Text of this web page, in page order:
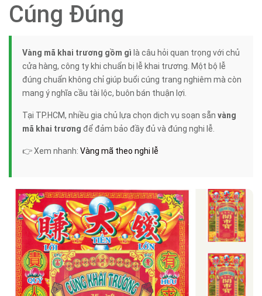
Cúng Đúng
Vàng mã khai trương gồm gì là câu hỏi quan trọng với chủ
cửa hàng, công ty khi chuẩn bị lễ khai trương. Một bộ lễ
đúng chuẩn không chỉ giúp buổi cúng trang nghiêm mà còn
mang ý nghĩa cầu tài lộc, buôn bán thuận lợi.
Tại TP.HCM, nhiều gia chủ lựa chọn dịch vụ soạn sẵn vàng
mã khai trương để đảm bảo đầy đủ và đúng nghi lễ.
👉 Xem nhanh: Vàng mã theo nghi lễ